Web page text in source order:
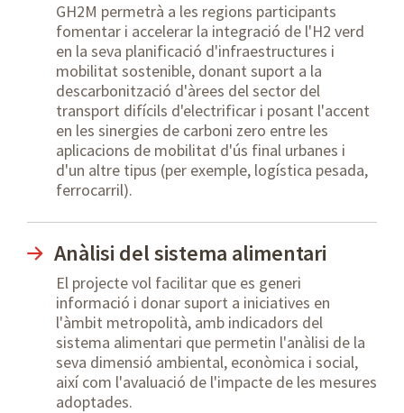
GH2M permetrà a les regions participants
fomentar i accelerar la integració de l'H2 verd
en la seva planificació d'infraestructures i
mobilitat sostenible, donant suport a la
descarbonització d'àrees del sector del
transport difícils d'electrificar i posant l'accent
en les sinergies de carboni zero entre les
aplicacions de mobilitat d'ús final urbanes i
d'un altre tipus (per exemple, logística pesada,
ferrocarril).
Anàlisi del sistema alimentari
El projecte vol facilitar que es generi
informació i donar suport a iniciatives en
l'àmbit metropolità, amb indicadors del
sistema alimentari que permetin l'anàlisi de la
seva dimensió ambiental, econòmica i social,
així com l'avaluació de l'impacte de les mesures
adoptades.